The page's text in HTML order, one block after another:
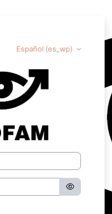
Español ‎(es_wp)‎
Profam